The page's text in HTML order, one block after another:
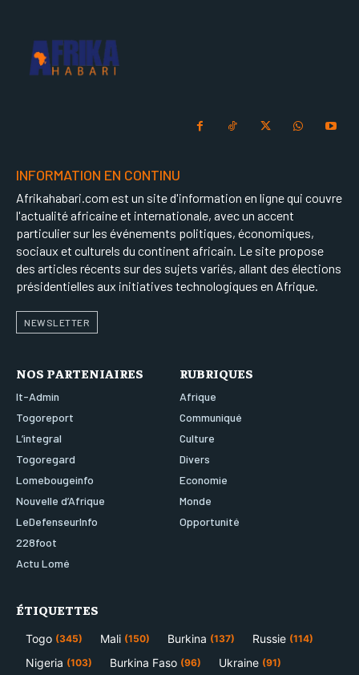
INFORMATION EN CONTINU
Afrikahabari.com est un site d'information en ligne qui couvre
l'actualité africaine et internationale, avec un accent
particulier sur les événements politiques, économiques,
sociaux et culturels du continent africain. Le site propose
des articles récents sur des sujets variés, allant des élections
présidentielles aux initiatives technologiques en Afrique.
NEWSLETTER
NOS PARTENIAIRES
It-Admin
Togoreport
L’integral
Togoregard
Lomebougeinfo
Nouvelle d’Afrique
LeDefenseurInfo
228foot
Actu Lomé
RUBRIQUES
Afrique
Communiqué
Culture
Divers
Economie
Monde
Opportunité
ÉTIQUETTES
Togo (345) Mali (150) Burkina (137) Russie (114)
Nigeria (103) Burkina Faso (96) Ukraine (91)